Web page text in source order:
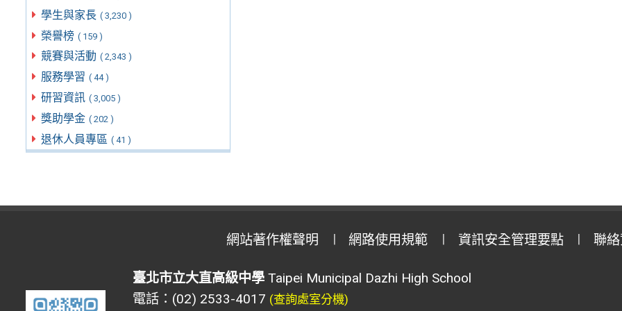
學生與家長 ( 3,230 )
榮譽榜 ( 159 )
競賽與活動 ( 2,343 )
服務學習 ( 44 )
研習資訊 ( 3,005 )
獎助學金 ( 202 )
退休人員專區 ( 41 )
網站著作權聲明 網路使用規範 資訊安全管理要點 聯
臺北市立大直高級中學Taipei Municipal Dazhi High School
電話：(02) 2533-4017 (查詢處室分機)